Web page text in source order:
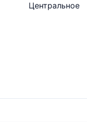
Центральное